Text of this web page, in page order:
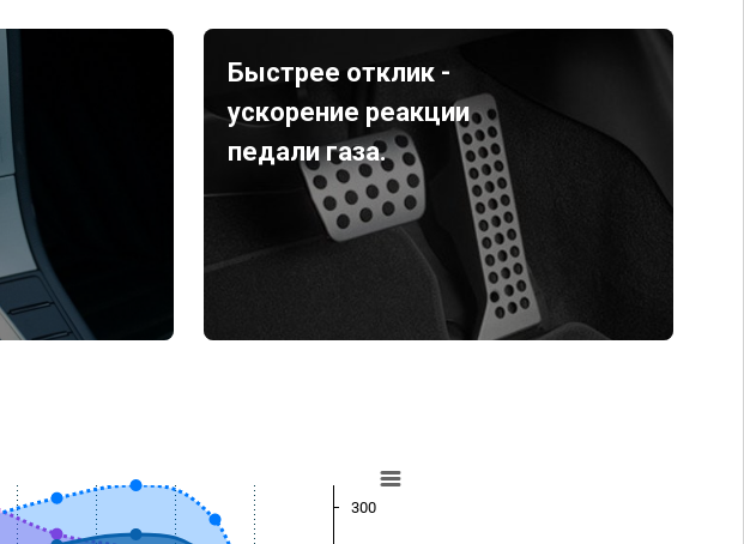
Быстрее отклик -
ускорение реакции
педали газа.
300